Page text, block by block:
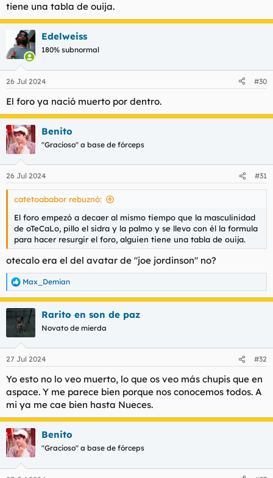
tiene una tabla de ouija.
Edelweiss
180% subnormal
26 Jul 2024 #30
El foro ya nació muerto por dentro.
Benito
"Gracioso" a base de fórceps
26 Jul 2024 #31
catetoababor rebuznó:
El foro empezó a decaer al mismo tiempo que la masculinidad
de oTeCaLo, pillo el sidra y la palmo y se llevo con él la formula
para hacer resurgir el foro, alguien tiene una tabla de ouija.
otecalo era el del avatar de "joe jordinson" no?
R
e
a
c
e
:
Max_Demian
Rarito en son de paz
Novato de mierda
27 Jul 2024 #32
Yo esto no lo veo muerto, lo que os veo más chupis que en
aspace. Y me parece bien porque nos conocemos todos. A
mi ya me cae bien hasta Nueces.
Benito
"Gracioso" a base de fórceps